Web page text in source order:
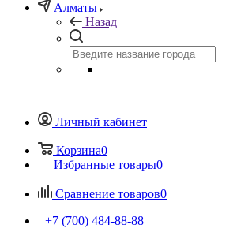
Алматы
Назад
Личный кабинет
Корзина0
Избранные товары0
Сравнение товаров0
+7 (700) 484-88-88